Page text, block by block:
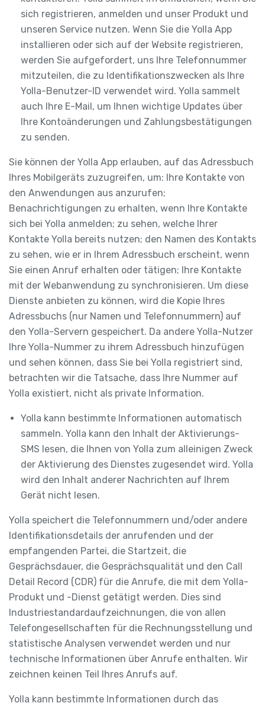
sich registrieren, anmelden und unser Produkt und
unseren Service nutzen. Wenn Sie die Yolla App
installieren oder sich auf der Website registrieren,
werden Sie aufgefordert, uns Ihre Telefonnummer
mitzuteilen, die zu Identifikationszwecken als Ihre
Yolla-Benutzer-ID verwendet wird. Yolla sammelt
auch Ihre E-Mail, um Ihnen wichtige Updates über
Ihre Kontoänderungen und Zahlungsbestätigungen
zu senden.
Sie können der Yolla App erlauben, auf das Adressbuch
Ihres Mobilgeräts zuzugreifen, um: Ihre Kontakte von
den Anwendungen aus anzurufen;
Benachrichtigungen zu erhalten, wenn Ihre Kontakte
sich bei Yolla anmelden; zu sehen, welche Ihrer
Kontakte Yolla bereits nutzen; den Namen des Kontakts
zu sehen, wie er in Ihrem Adressbuch erscheint, wenn
Sie einen Anruf erhalten oder tätigen; Ihre Kontakte
mit der Webanwendung zu synchronisieren. Um diese
Dienste anbieten zu können, wird die Kopie Ihres
Adressbuchs (nur Namen und Telefonnummern) auf
den Yolla-Servern gespeichert. Da andere Yolla-Nutzer
Ihre Yolla-Nummer zu ihrem Adressbuch hinzufügen
und sehen können, dass Sie bei Yolla registriert sind,
betrachten wir die Tatsache, dass Ihre Nummer auf
Yolla existiert, nicht als private Information.
Yolla kann bestimmte Informationen automatisch
sammeln. Yolla kann den Inhalt der Aktivierungs-
SMS lesen, die Ihnen von Yolla zum alleinigen Zweck
der Aktivierung des Dienstes zugesendet wird. Yolla
wird den Inhalt anderer Nachrichten auf Ihrem
Gerät nicht lesen.
Yolla speichert die Telefonnummern und/oder andere
Identifikationsdetails der anrufenden und der
empfangenden Partei, die Startzeit, die
Gesprächsdauer, die Gesprächsqualität und den Call
Detail Record (CDR) für die Anrufe, die mit dem Yolla-
Produkt und -Dienst getätigt werden. Dies sind
Industriestandardaufzeichnungen, die von allen
Telefongesellschaften für die Rechnungsstellung und
statistische Analysen verwendet werden und nur
technische Informationen über Anrufe enthalten. Wir
zeichnen keinen Teil Ihres Anrufs auf.
Yolla kann bestimmte Informationen durch das